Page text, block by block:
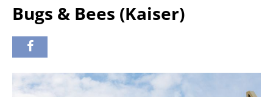
Bugs & Bees (Kaiser)